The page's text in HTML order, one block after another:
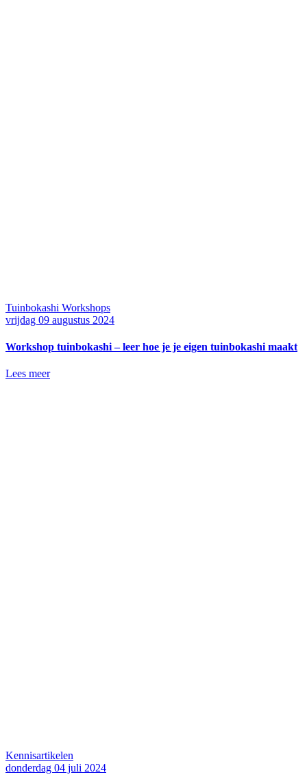
Tuinbokashi Workshops
vrijdag 09 augustus 2024
Workshop tuinbokashi – leer hoe je je eigen tuinbokashi maakt
Lees meer
Kennisartikelen
donderdag 04 juli 2024